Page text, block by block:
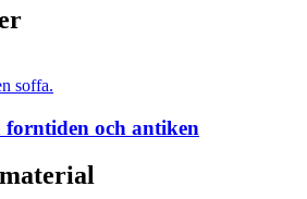
och antiken